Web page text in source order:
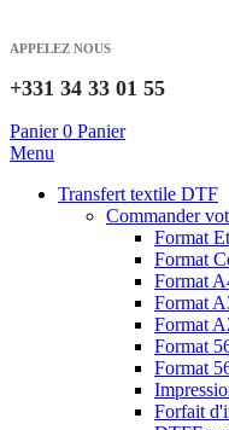
APPELEZ NOUS
+331 34 33 01 55
Panier 0 Panier
Menu
Transfert textile DTF
Commander
Format
Format
Format
Format
Format
Format
Format
Forfait